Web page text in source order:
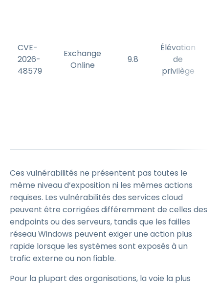
CVE-
2026-
48579
Exchange
Online
9.8
Élévation
de
privilège
Ces vulnérabilités ne présentent pas toutes le
même niveau d’exposition ni les mêmes actions
requises. Les vulnérabilités des services cloud
peuvent être corrigées différemment de celles des
endpoints ou des serveurs, tandis que les failles
réseau Windows peuvent exiger une action plus
rapide lorsque les systèmes sont exposés à un
trafic externe ou non fiable.
Pour la plupart des organisations, la voie la plus